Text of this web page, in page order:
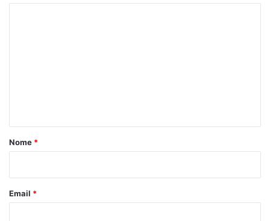
o
Nome *
Email *